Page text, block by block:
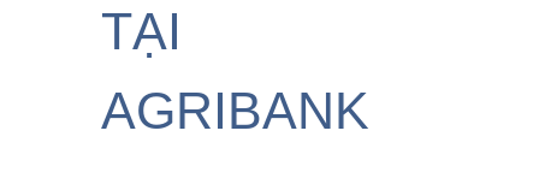
TẠI
AGRIBANK